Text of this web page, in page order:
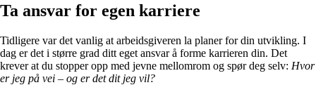
Ta ansvar for egen karriere
Tidligere var det vanlig at arbeidsgiveren la planer for din utvikling. I
dag er det i større grad ditt eget ansvar å forme karrieren din. Det
krever at du stopper opp med jevne mellomrom og spør deg selv: Hvor
er jeg på vei – og er det dit jeg vil?